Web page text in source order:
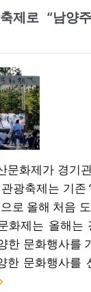
제로 “남양
문화제가 경기
광축제는 기
로 올해 처음
화제는 올해는
한 문화행사를
한 문화행사를